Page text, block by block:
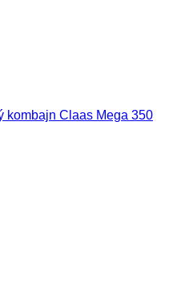
kombajn Claas Mega 350